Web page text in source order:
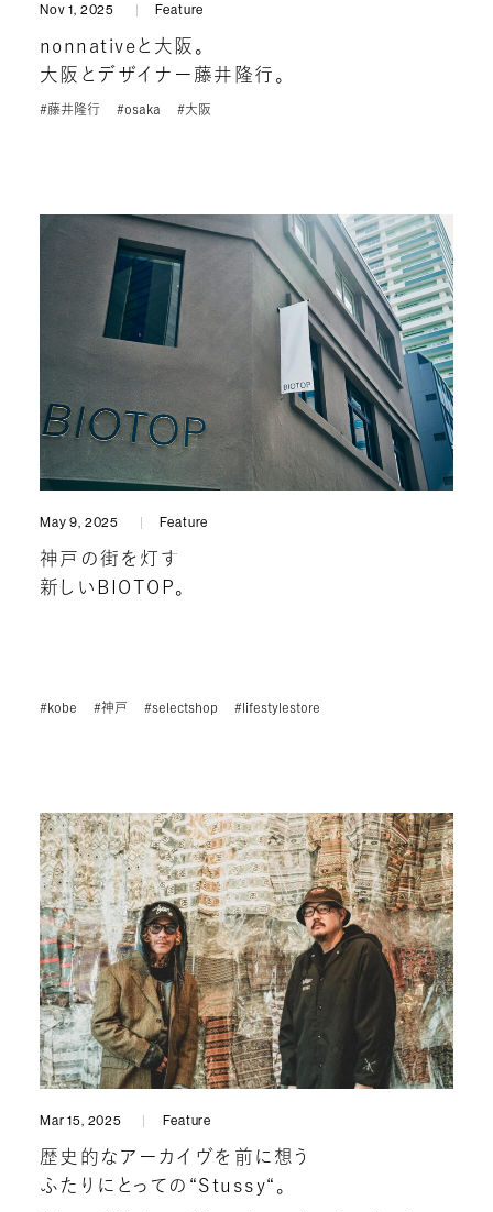
Nov 1, 2025 Feature
nonnativeと大阪。
大阪とデザイナー藤井隆行。
#藤井隆行 #osaka #大阪
May 9, 2025 Feature
神戸の街を灯す
新しいBIOTOP。
#kobe #神戸 #selectshop #lifestylestore
Mar 15, 2025 Feature
歴史的なアーカイヴを前に想う
ふたりにとっての“Stussy“。